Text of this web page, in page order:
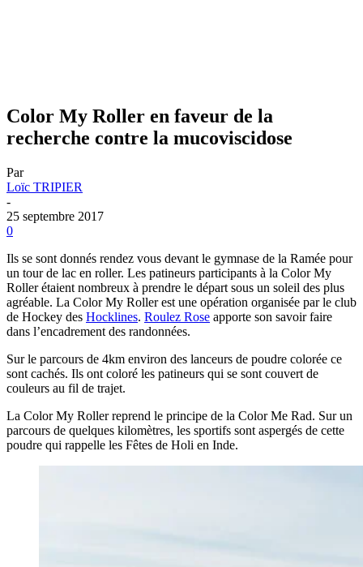
Color My Roller en faveur de la
recherche contre la mucoviscidose
Par
Loïc TRIPIER
-
25 septembre 2017
0
Ils se sont donnés rendez vous devant le gymnase de la Ramée pour
un tour de lac en roller. Les patineurs participants à la Color My
Roller étaient nombreux à prendre le départ sous un soleil des plus
agréable. La Color My Roller est une opération organisée par le club
de Hockey des Hocklines. Roulez Rose apporte son savoir faire
dans l’encadrement des randonnées.
Sur le parcours de 4km environ des lanceurs de poudre colorée ce
sont cachés. Ils ont coloré les patineurs qui se sont couvert de
couleurs au fil de trajet.
La Color My Roller reprend le principe de la Color Me Rad. Sur un
parcours de quelques kilomètres, les sportifs sont aspergés de cette
poudre qui rappelle les Fêtes de Holi en Inde.